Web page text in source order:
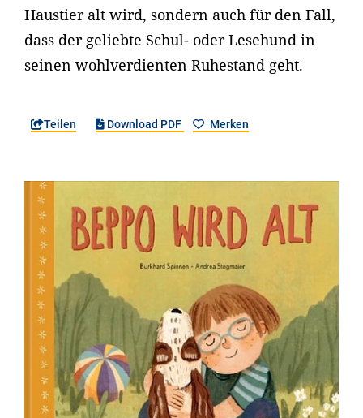
Haustier alt wird, sondern auch für den Fall,
dass der geliebte Schul- oder Lesehund in
seinen wohlverdienten Ruhestand geht.
Teilen Download PDF Merken